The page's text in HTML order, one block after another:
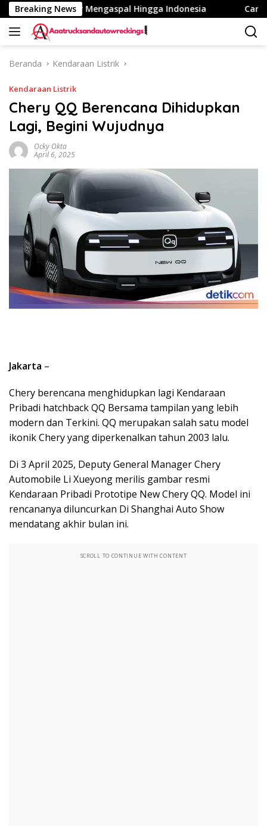
Langsung
ke
konten
Breaking News
eCanter Mengaspal Hingga Indonesia Cari Kaca
Beranda Kendaraan Listrik
Kendaraan Listrik
Chery QQ Berencana Dihidupkan
Lagi, Begini Wujudnya
Ocky Okta
April 6, 2025
Jakarta –
Chery berencana menghidupkan lagi Kendaraan
Pribadi hatchback QQ Bersama tampilan yang lebih
modern dan Terkini. QQ merupakan salah satu model
ikonik Chery yang diperkenalkan tahun 2003 lalu.
Di 3 April 2025, Deputy General Manager Chery
Automobile Li Xueyong merilis gambar resmi
Kendaraan Pribadi Prototipe New Chery QQ. Model ini
rencananya diluncurkan Di Shanghai Auto Show
mendatang akhir bulan ini.
SCROLL TO CONTINUE WITH CONTENT